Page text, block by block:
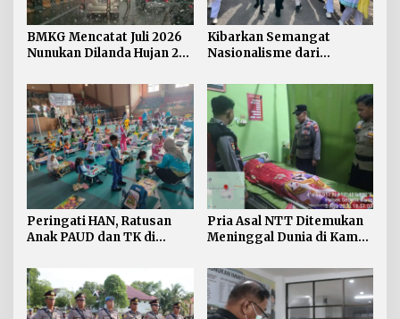
BMKG Mencatat Juli 2026
Nunukan Dilanda Hujan 23
Kibarkan Semangat
Nasionalisme dari
Merah Putih 81 Meter
Dibentangkan di Sebatik
Peringati HAN, Ratusan
Anak PAUD dan TK di
Lomba Menggambar dan
Mewarnai
Pria Asal NTT Ditemukan
Meninggal Dunia di Kamar